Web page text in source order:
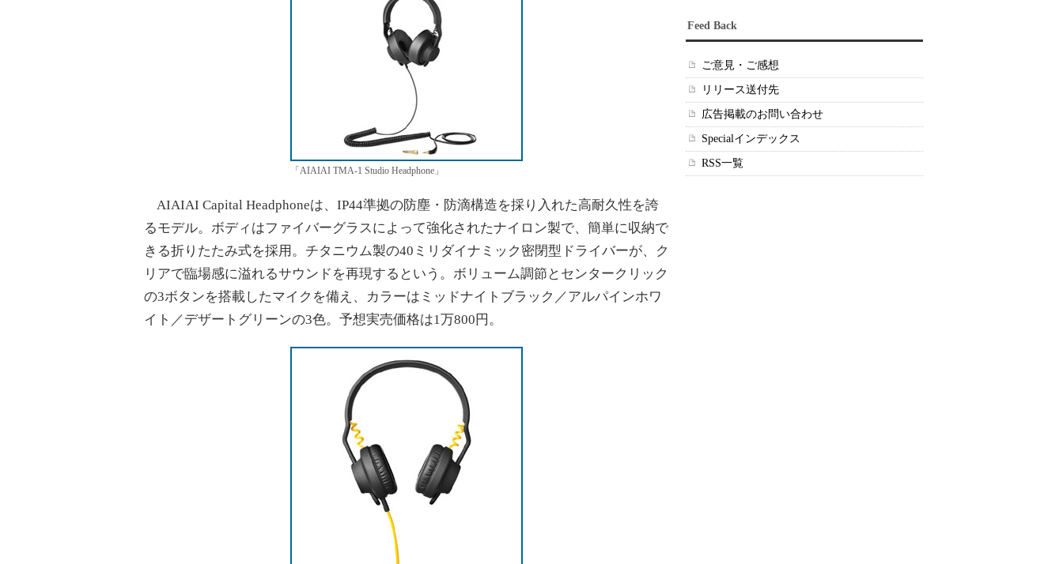
「AIAIAI TMA-1 Studio Headphone」
AIAIAI Capital Headphoneは、IP44準拠の防塵・防滴構造を採り入れた高耐久性を誇
るモデル。ボディはファイバーグラスによって強化されたナイロン製で、簡単に収納で
きる折りたたみ式を採用。チタニウム製の40ミリダイナミック密閉型ドライバーが、ク
リアで臨場感に溢れるサウンドを再現するという。ボリューム調節とセンタークリック
の3ボタンを搭載したマイクを備え、カラーはミッドナイトブラック／アルパインホワ
イト／デザートグリーンの3色。予想実売価格は1万800円。
Feed Back
ご意見・ご感想
リリース送付先
広告掲載のお問い合わせ
Specialインデックス
RSS一覧